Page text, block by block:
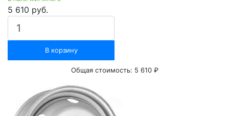
5 610 руб.
В корзину
Общая стоимость: 5 610 ₽